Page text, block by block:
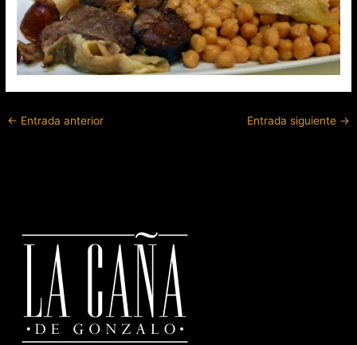
← Entrada anterior Entrada siguiente →